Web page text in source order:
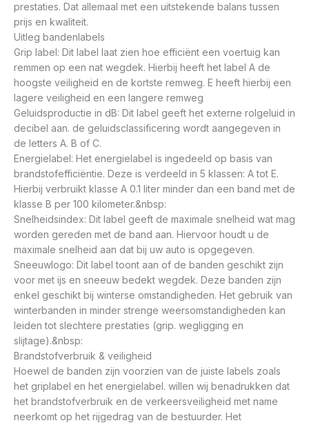
prestaties. Dat allemaal met een uitstekende balans tussen
prijs en kwaliteit.
Uitleg bandenlabels
Grip label: Dit label laat zien hoe efficiënt een voertuig kan
remmen op een nat wegdek. Hierbij heeft het label A de
hoogste veiligheid en de kortste remweg. E heeft hierbij een
lagere veiligheid en een langere remweg
Geluidsproductie in dB: Dit label geeft het externe rolgeluid in
decibel aan. de geluidsclassificering wordt aangegeven in
de letters A. B of C.
Energielabel: Het energielabel is ingedeeld op basis van
brandstofefficiëntie. Deze is verdeeld in 5 klassen: A tot E.
Hierbij verbruikt klasse A 0.1 liter minder dan een band met de
klasse B per 100 kilometer.&nbsp:
Snelheidsindex: Dit label geeft de maximale snelheid wat mag
worden gereden met de band aan. Hiervoor houdt u de
maximale snelheid aan dat bij uw auto is opgegeven.
Sneeuwlogo: Dit label toont aan of de banden geschikt zijn
voor met ijs en sneeuw bedekt wegdek. Deze banden zijn
enkel geschikt bij winterse omstandigheden. Het gebruik van
winterbanden in minder strenge weersomstandigheden kan
leiden tot slechtere prestaties (grip. wegligging en
slijtage).&nbsp:
Brandstofverbruik & veiligheid
Hoewel de banden zijn voorzien van de juiste labels zoals
het griplabel en het energielabel. willen wij benadrukken dat
het brandstofverbruik en de verkeersveiligheid met name
neerkomt op het rijgedrag van de bestuurder. Het